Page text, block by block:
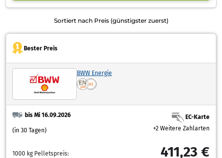
Sortiert nach Preis (günstigster zuerst)
Bester Preis
BWW Energie
bis Mi 16.09.2026
(in 30 Tagen)
EC-Karte
+2 Weitere Zahlarten
1000 kg Pelletspreis: 411,23 €